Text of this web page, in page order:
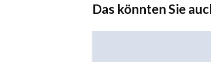
Das könnten Sie